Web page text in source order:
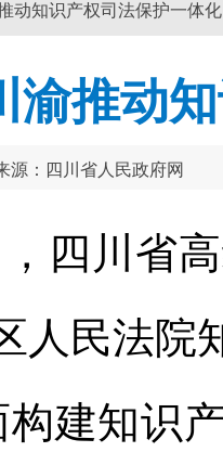
动知识产权司法保护一体
渝推动
源：四川省人民政府网
四川省
人民法
构建知识